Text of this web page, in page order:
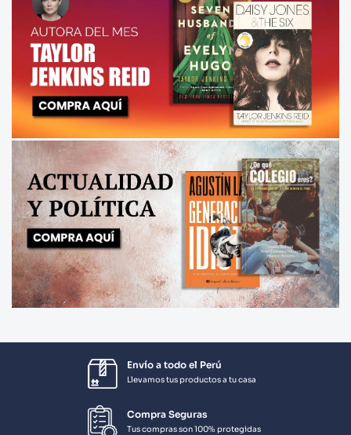
Envío a todo el Perú
Llevamos tus productos a tu casa
Compra Seguras
Tus compras son 100% protegidas